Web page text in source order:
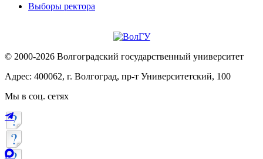
Выборы ректора
© 2000-2026 Волгоградский государственный университет
Адрес: 400062, г. Волгоград, пр-т Университетский, 100
Мы в соц. сетях